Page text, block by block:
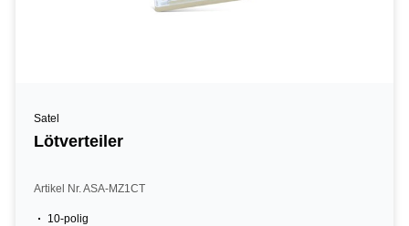
Satel
Lötverteiler
Artikel Nr. ASA-MZ1CT
10-polig